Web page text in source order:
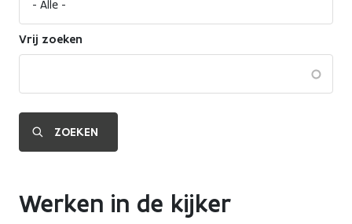
Werken in de kijker
Vrij zoeken